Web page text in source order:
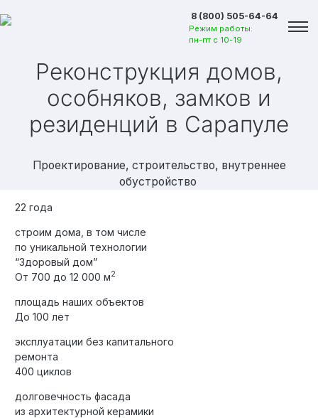
8 (800) 505-64-64
Режим работы:
пн-пт с 10-19
Вакансии
Элитные «Здоровые дома»
Дома Бизнес-класса
Реконструкция домов,
особняков, замков и
резиденций в Сарапуле
Проектирование, строительство, внутреннее
обустройство
22 года
строим дома, в том числе
по уникальной технологии
“Здоровый дом”
От 700 до 12 000 м2
площадь наших объектов
До 100 лет
эксплуатации без капитального
ремонта
400 циклов
долговечность фасада
из архитектурной керамики